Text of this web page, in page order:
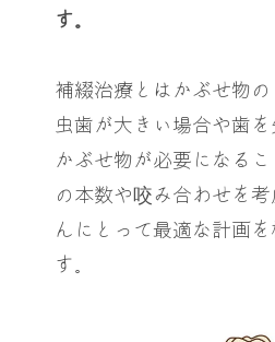
す。
補綴治療とはかぶせ物の
虫歯が大きい場合や歯を
かぶせ物が必要になる
の本数や咬み合わせを
んにとって最適な計画
す。